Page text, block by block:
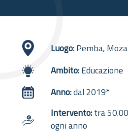
Luogo:Pemba,
Ambito:Educazione
Anno:dal 2019*
Intervento:tra
ogni anno